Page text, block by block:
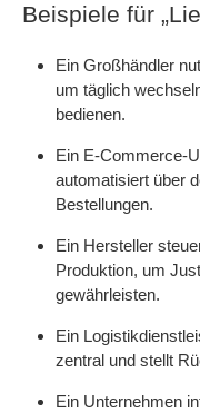
Beispiele für
Ein Großhändler
um täglich
bedienen.
Ein E-Commerce-
automatisiert über
Bestellungen.
Ein Hersteller
Produktion, um
gewährleisten.
Ein
zentral und stellt
Ein Unternehmen